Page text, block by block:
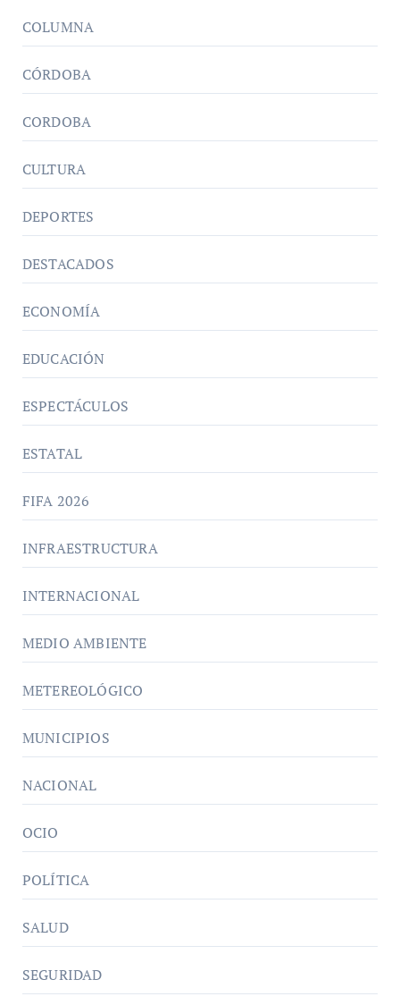
COLUMNA
CÓRDOBA
CORDOBA
CULTURA
DEPORTES
DESTACADOS
ECONOMÍA
EDUCACIÓN
ESPECTÁCULOS
ESTATAL
FIFA 2026
INFRAESTRUCTURA
INTERNACIONAL
MEDIO AMBIENTE
METEREOLÓGICO
MUNICIPIOS
NACIONAL
OCIO
POLÍTICA
SALUD
SEGURIDAD